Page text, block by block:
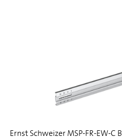
Ernst Schweizer MSP-FR-EW-